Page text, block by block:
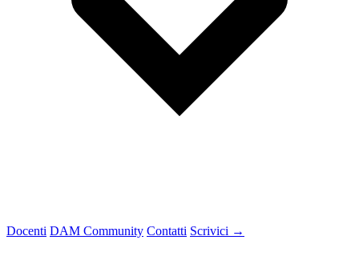
Docenti DAM Community Contatti Scrivici →